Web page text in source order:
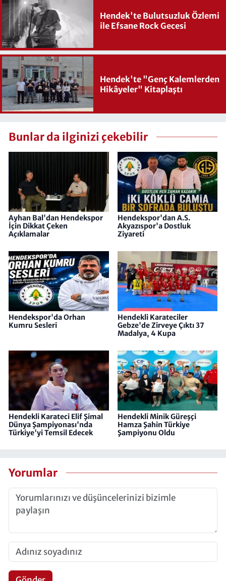
Hendek'te Bulutsuzluk Özlemi
ile Efsane Rock Gecesi
Hendek'te "Genç Kalemlerden
Hikâyeler" Kitaplaştı
Bunlar da ilginizi çekebilir
Ayhan Bal'dan Hendekspor
İçin Dikkat Çeken
Açıklamalar
Hendekspor'dan A.S.
Akyazıspor'a Dostluk
Ziyareti
Hendekspor'da Orhan
Kumru Sesleri
Hendekli Karateciler
Gebze'de Zirveye Çıktı 37
Madalya, 4 Kupa
Hendekli Karateci Elif Şimal
Dünya Şampiyonası'nda
Türkiye'yi Temsil Edecek
Hendekli Minik Güreşçi
Hamza Şahin Türkiye
Şampiyonu Oldu
Yorumlar